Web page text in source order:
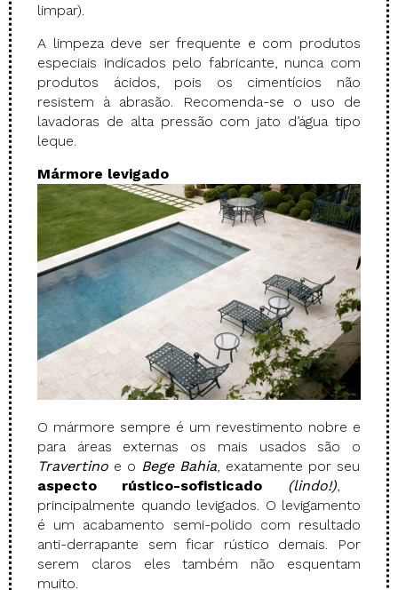
limpar).
A limpeza deve ser frequente e com produtos
especiais indicados pelo fabricante, nunca com
produtos ácidos, pois os cimentícios não
resistem à abrasão. Recomenda-se o uso de
lavadoras de alta pressão com jato d’água tipo
leque.
Mármore levigado
O mármore sempre é um revestimento nobre e
para áreas externas os mais usados são o
Travertino e o Bege Bahia , exatamente por seu
aspecto rústico-sofisticado
(lindo!),
principalmente quando levigados. O levigamento
é um acabamento semi-polido com resultado
anti-derrapante sem ficar rústico demais. Por
serem claros eles também não esquentam
muito.